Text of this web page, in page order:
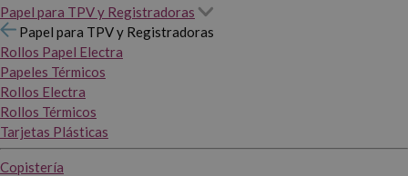
Papel para TPV y Registradoras
Papel para TPV y Registradoras
Rollos Papel Electra
Papeles Térmicos
Rollos Electra
Rollos Térmicos
Tarjetas Plásticas
Copistería